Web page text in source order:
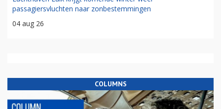
passagiersvluchten naar zonbestemmingen
04 aug 26
COLUMNS